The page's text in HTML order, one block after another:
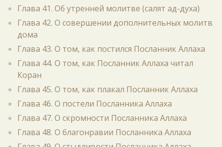
Глава 41. Об утренней молитве (салят ад-духа)
Глава 42. О совершении дополнительных молитв
дома
Глава 43. О том, как постился Посланник Аллаха
Глава 44. О том, как Посланник Аллаха читал
Коран
Глава 45. О том, как плакал Посланник Аллаха
Глава 46. О постели Посланника Аллаха
Глава 47. О скромности Посланника Аллаха
Глава 48. О благонравии Посланника Аллаха